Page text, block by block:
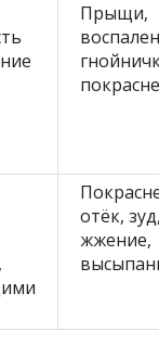
Прыщи,
отёк,
жжение,